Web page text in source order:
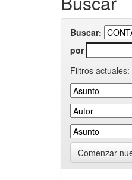
Buscar:
por
Filtros actuales:
Comenzar